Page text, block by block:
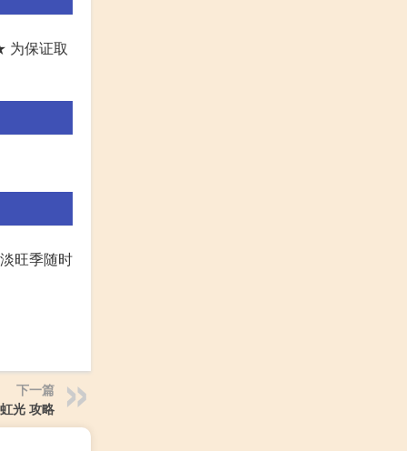
为保证取
旺季随时
下一篇
虹光 攻略